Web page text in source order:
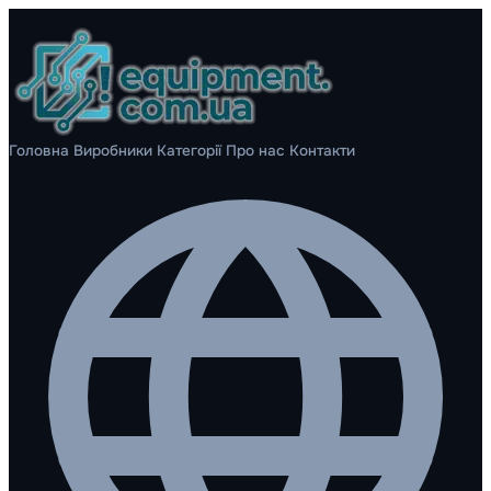
Головна Виробники Категорії Про нас Контакти